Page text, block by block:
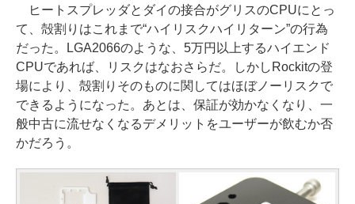
ヒートスプレッダとダイの接合がグリスのCPUにとっ
て、殻割りはこれまで“ハイリスクハイリターン”の行為
だった。LGA2066のような、5万円以上するハイエンド
CPUであれば、リスクはなおさらだ。しかしRockitの登
場により、殻割りそのものに関してはほぼノーリスクで
できるようになった。あとは、保証が効かなくなり、一
般中古に流せなくなるデメリットをユーザーが飲むか否
かだろう。